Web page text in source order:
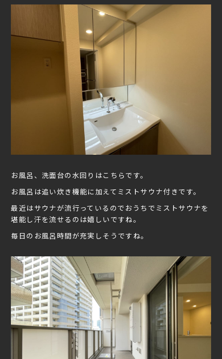
お風呂、洗面台の水回りはこちらです。
お風呂は追い炊き機能に加えてミストサウナ付きです。
最近はサウナが流行っているのでおうちでミストサウナを
堪能し汗を流せるのは嬉しいですね。
毎日のお風呂時間が充実しそうですね。